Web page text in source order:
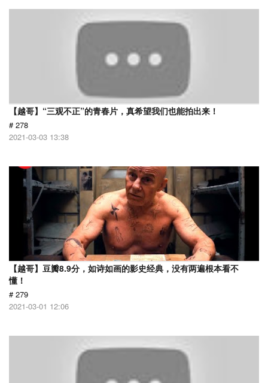
【越哥】“三观不正”的青春片，真希望我们也能拍出来！
# 278
2021-03-03 13:38
【越哥】豆瓣8.9分，如诗如画的影史经典，没有两遍根本看不
懂！
# 279
2021-03-01 12:06